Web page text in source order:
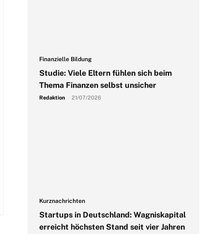
Finanzielle Bildung
Studie: Viele Eltern fühlen sich beim
Thema Finanzen selbst unsicher
Redaktion 21/07/2026
Kurznachrichten
Startups in Deutschland: Wagniskapital
erreicht höchsten Stand seit vier Jahren